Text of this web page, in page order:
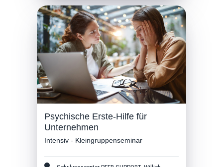
Psychische Erste-Hilfe für
Unternehmen
Intensiv - Kleingruppenseminar